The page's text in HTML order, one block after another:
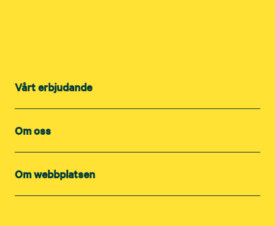
Vårt erbjudande
Om oss
Om webbplatsen